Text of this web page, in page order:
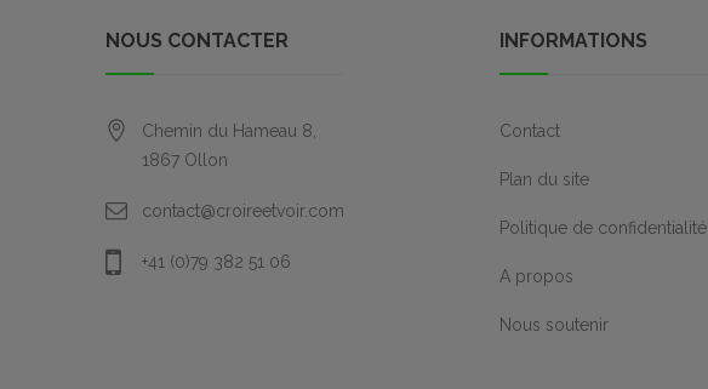
NOUS CONTACTER
Chemin du Hameau 8,
1867 Ollon
contact@croireetvoir.com
+41 (0)79 382 51 06
INFORMATIONS
Contact
Plan du site
Politique de confidentialité
A propos
Nous soutenir